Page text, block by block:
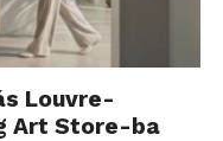
Louvre-
Art Store-ba